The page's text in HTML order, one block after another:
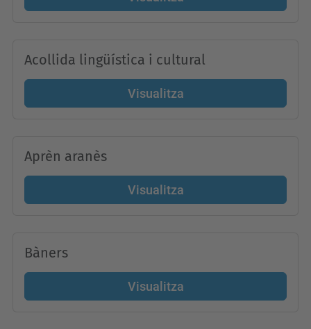
Acollida lingüística i cultural
Visualitza
Aprèn aranès
Visualitza
Bàners
Visualitza